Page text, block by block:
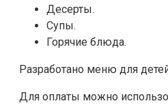
Десерты.
Супы.
Горячие блюда.
Разработано меню для
Для оплаты можно